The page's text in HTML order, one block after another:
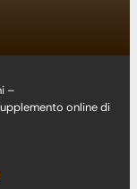
–
online di